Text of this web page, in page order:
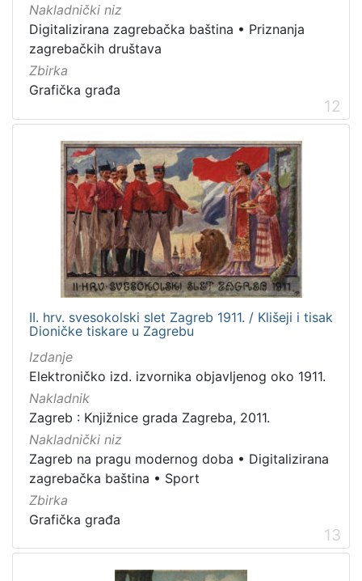
Nakladnički niz
Digitalizirana zagrebačka baština • Priznanja
zagrebačkih društava
Zbirka
Grafička građa
12
II. hrv. svesokolski slet Zagreb 1911. / Klišeji i tisak
Dioničke tiskare u Zagrebu
Izdanje
Elektroničko izd. izvornika objavljenog oko 1911.
Nakladnik
Zagreb : Knjižnice grada Zagreba, 2011.
Nakladnički niz
Zagreb na pragu modernog doba • Digitalizirana
zagrebačka baština • Sport
Zbirka
Grafička građa
13